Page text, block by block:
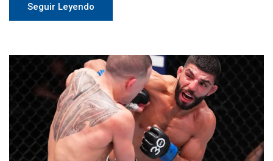
Seguir Leyendo